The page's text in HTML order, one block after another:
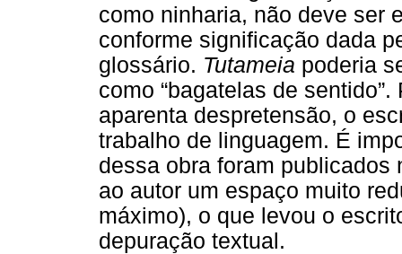
como ninharia, não deve ser
conforme significação dada
glossário. Tutameia poderia
como “bagatelas de
aparenta despretensão, o
trabalho de linguagem. É
dessa obra foram publicados
ao autor um espaço muito
máximo), o que levou o
depuração textual.